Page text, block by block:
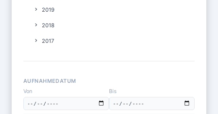
2019
2018
2017
AUFNAHMEDATUM
Von
Bis